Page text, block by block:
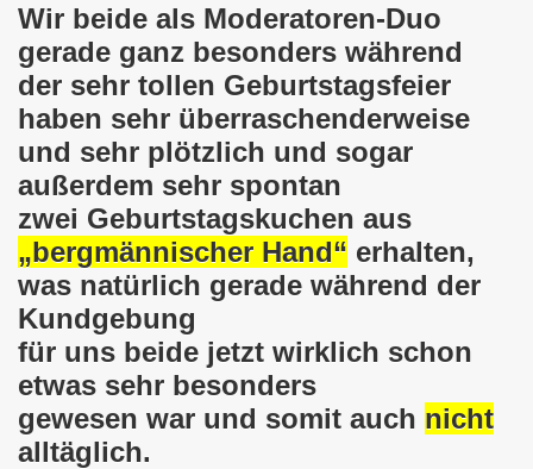
Wir beide als Moderatoren-Duo
gerade ganz besonders während
der sehr tollen Geburtstagsfeier
haben sehr überraschenderweise
und sehr plötzlich und sogar
außerdem sehr spontan
zwei Geburtstagskuchen aus
„bergmännischer Hand“ erhalten,
was natürlich gerade während der
Kundgebung
für uns beide jetzt wirklich schon
etwas sehr besonders
gewesen war und somit auch nicht
alltäglich.
Gelsenkirchen am 12.08.2024 ab 17.30 Uhr - am Platz
am 08.07.2024 Protest gegen Armut,
der Bundesweiten Montagsdemo-
Gelsenkirchener Montagsdemo-Bewegung am
am 13.05.2024 um 17.30 Uhr auf dem
Bewegung am 08.04.2024 auf dem Heinrich-König-
ruft auf am 11.03.2024 zum Jahrestag
Wir protestieren und wir demonstrieren gegen die